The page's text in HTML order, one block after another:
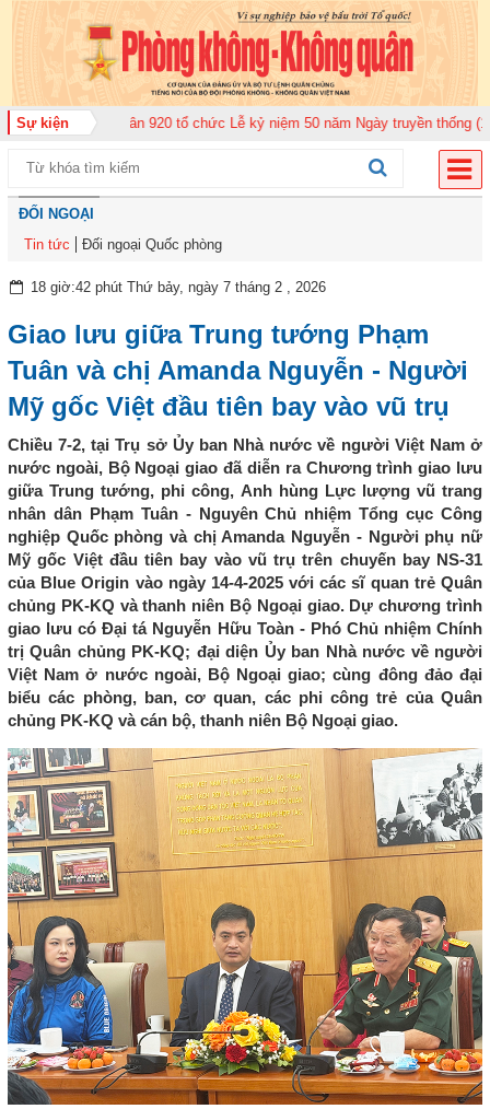
Sự kiện
Không quân 920 tổ chức Lễ kỷ niệm 50 năm Ngày truyền thống (12-11-
ĐỐI NGOẠI
Tin tức
Đối ngoại Quốc phòng
18 giờ:42 phút Thứ bảy, ngày 7 tháng 2 , 2026
Giao lưu giữa Trung tướng Phạm
Tuân và chị Amanda Nguyễn - Người
Mỹ gốc Việt đầu tiên bay vào vũ trụ
Chiều 7-2, tại Trụ sở Ủy ban Nhà nước về người Việt Nam ở
nước ngoài, Bộ Ngoại giao đã diễn ra Chương trình giao lưu
giữa Trung tướng, phi công, Anh hùng Lực lượng vũ trang
nhân dân Phạm Tuân - Nguyên Chủ nhiệm Tổng cục Công
nghiệp Quốc phòng và chị Amanda Nguyễn - Người phụ nữ
Mỹ gốc Việt đầu tiên bay vào vũ trụ trên chuyến bay NS-31
của Blue Origin vào ngày 14-4-2025 với các sĩ quan trẻ Quân
chủng PK-KQ và thanh niên Bộ Ngoại giao. Dự chương trình
giao lưu có Đại tá Nguyễn Hữu Toàn - Phó Chủ nhiệm Chính
trị Quân chủng PK-KQ; đại diện Ủy ban Nhà nước về người
Việt Nam ở nước ngoài, Bộ Ngoại giao; cùng đông đảo đại
biểu các phòng, ban, cơ quan, các phi công trẻ của Quân
chủng PK-KQ và cán bộ, thanh niên Bộ Ngoại giao.